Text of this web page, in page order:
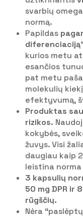
svarbių
normą.
Papildas
kurios metu
esančios
pat metu
molekulių
efektyvumą,
Produktas
rizikos.
kokybės,
žuvys. Visi
daugiau kaip
leistina
3 kapsulių
50 mg DPR ir
rūgščių.
Nėra